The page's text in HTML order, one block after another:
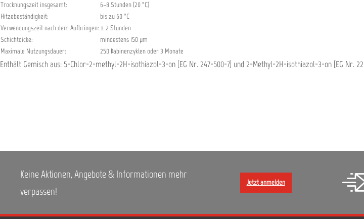
Trocknungszeit insgesamt:
6–8 Stunden (20 °C)
Hitzebeständigkeit:
bis zu 60 °C
Verwendungszeit nach dem Aufbringen:± 2 Stunden
Schichtdicke:
mindestens 150 μm
Maximale Nutzungsdauer:
250 Kabinenzyklen oder 3 Monate
Enthält Gemisch aus: 5-Chlor-2-methyl-2H-isothiazol-3-on [EG Nr. 247-500-7] und 2-Methyl-2H-isothiazol-3-on [EG Nr.
Keine Aktionen, Angebote & Informationen mehr
verpassen!
Jetzt anmelden